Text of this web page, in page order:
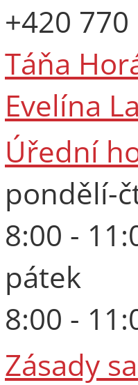
+420
Táňa
Evelína
Úřední
pondělí-
8:00 -
pátek
8:00 -
Zásady